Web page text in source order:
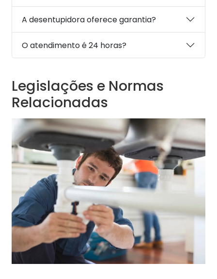
A desentupidora oferece garantia?
O atendimento é 24 horas?
Legislações e Normas
Relacionadas